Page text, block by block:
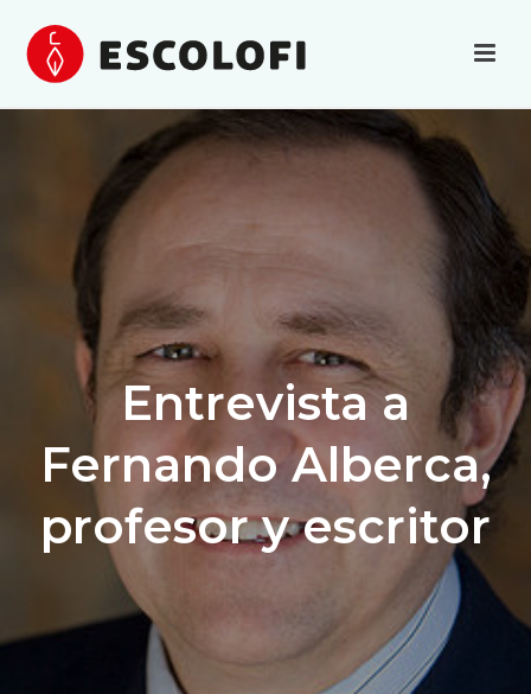
Entrevista a
Fernando Alberca,
profesor y escritor